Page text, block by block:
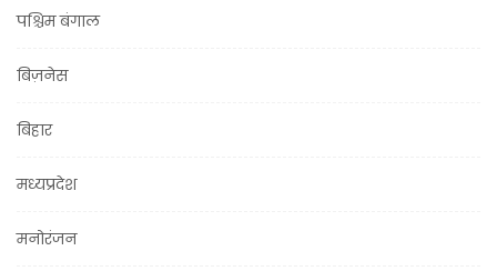
पश्चिम बंगाल
बिज़नेस
बिहार
मध्यप्रदेश
मनोरंजन